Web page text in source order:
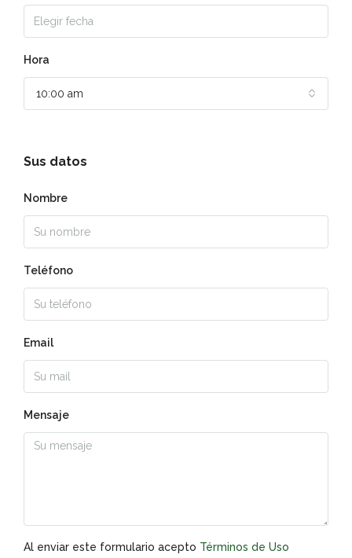
Hora
10:00 am
Sus datos
Nombre
Teléfono
Email
Mensaje
Al enviar este formulario acepto Términos de Uso